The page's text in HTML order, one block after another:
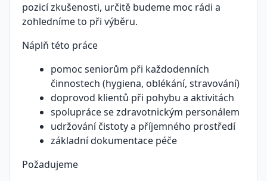
pozicí zkušenosti, určitě budeme moc rádi a
zohledníme to při výběru.
Náplň této práce
pomoc seniorům při každodenních
činnostech (hygiena, oblékání, stravování)
doprovod klientů při pohybu a aktivitách
spolupráce se zdravotnickým personálem
udržování čistoty a příjemného prostředí
základní dokumentace péče
Požadujeme